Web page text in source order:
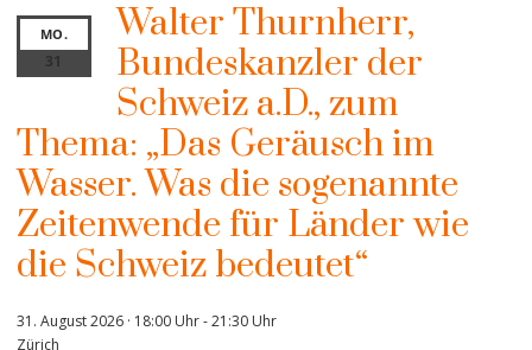
MO.
31
Walter Thurnherr,
Bundeskanzler der
Schweiz a.D., zum
Thema: „Das Geräusch im
Wasser. Was die sogenannte
Zeitenwende für Länder wie
die Schweiz bedeutet“
31. August 2026 · 18:00 Uhr-21:30 Uhr
Zürich